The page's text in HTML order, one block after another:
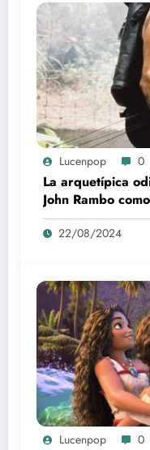
Lucenpop 0
La arquetípica
John Rambo
alienación en la
22/08/2024
Lucenpop 0